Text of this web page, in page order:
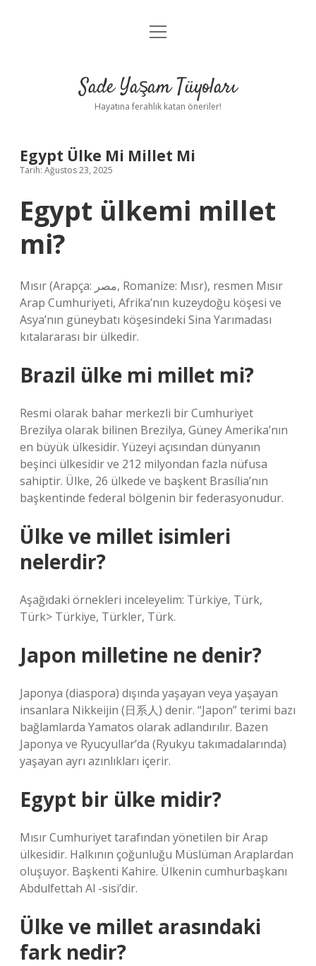
Anasayfa
Yasal Uyarı
menüyü
Sade Yaşam Tüyoları
Hayatına ferahlık katan öneriler!
Egypt Ülke Mi Millet Mi
Tarih: Ağustos 23, 2025
Egypt ülkemi millet
mi?
Mısır (Arapça: مصر, Romanize: Mısr), resmen Mısır
Arap Cumhuriyeti, Afrika’nın kuzeydoğu köşesi ve
Asya’nın güneybatı köşesindeki Sina Yarımadası
kıtalararası bir ülkedir.
Brazil ülke mi millet mi?
Resmi olarak bahar merkezli bir Cumhuriyet
Brezilya olarak bilinen Brezilya, Güney Amerika’nın
en büyük ülkesidir. Yüzeyi açısından dünyanın
beşinci ülkesidir ve 212 milyondan fazla nüfusa
sahiptir. Ülke, 26 ülkede ve başkent Brasília’nın
başkentinde federal bölgenin bir federasyonudur.
Ülke ve millet isimleri
nelerdir?
Aşağıdaki örnekleri inceleyelim: Türkiye, Türk,
Türk> Türkiye, Türkler, Türk.
Japon milletine ne denir?
Japonya (diaspora) dışında yaşayan veya yaşayan
insanlara Nikkeijin (日系人) denir. “Japon” terimi bazı
bağlamlarda Yamatos olarak adlandırılır. Bazen
Japonya ve Ryucyullar’da (Ryukyu takımadalarında)
yaşayan ayrı azınlıkları içerir.
Egypt bir ülke midir?
Mısır Cumhuriyet tarafından yönetilen bir Arap
ülkesidir. Halkının çoğunluğu Müslüman Araplardan
oluşuyor. Başkenti Kahire. Ülkenin cumhurbaşkanı
Abdulfettah Al -sisi’dir.
Ülke ve millet arasındaki
fark nedir?